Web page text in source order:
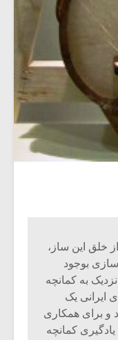
خلق این ساز،
بوجود
به کمانچه
ایرانی یک
و برای همکاری
کمانچه